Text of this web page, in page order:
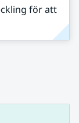
för att